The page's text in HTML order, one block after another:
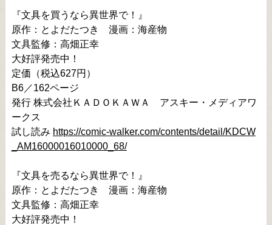
『文具を買うなら異世界で！』
原作：とよだたつき　漫画：海産物
文具監修：高畑正幸
大好評発売中！
定価（税込627円）
B6／162ページ
発行 株式会社ＫＡＤＯＫＡＷＡ　アスキー・メディアワ
ークス
試し読み https://comic-walker.com/contents/detail/KDCW
_AM16000016010000_68/
『文具を売るなら異世界で！』
原作：とよだたつき　漫画：海産物
文具監修：高畑正幸
大好評発売中！